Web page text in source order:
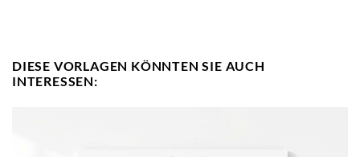
DIESE VORLAGEN KÖNNTEN SIE AUCH
INTERESSEN: